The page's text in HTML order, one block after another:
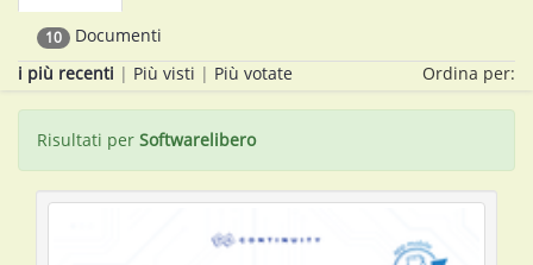
10
Documenti
Ordina per:
i più recenti | Più visti | Più votate
Risultati per Softwarelibero